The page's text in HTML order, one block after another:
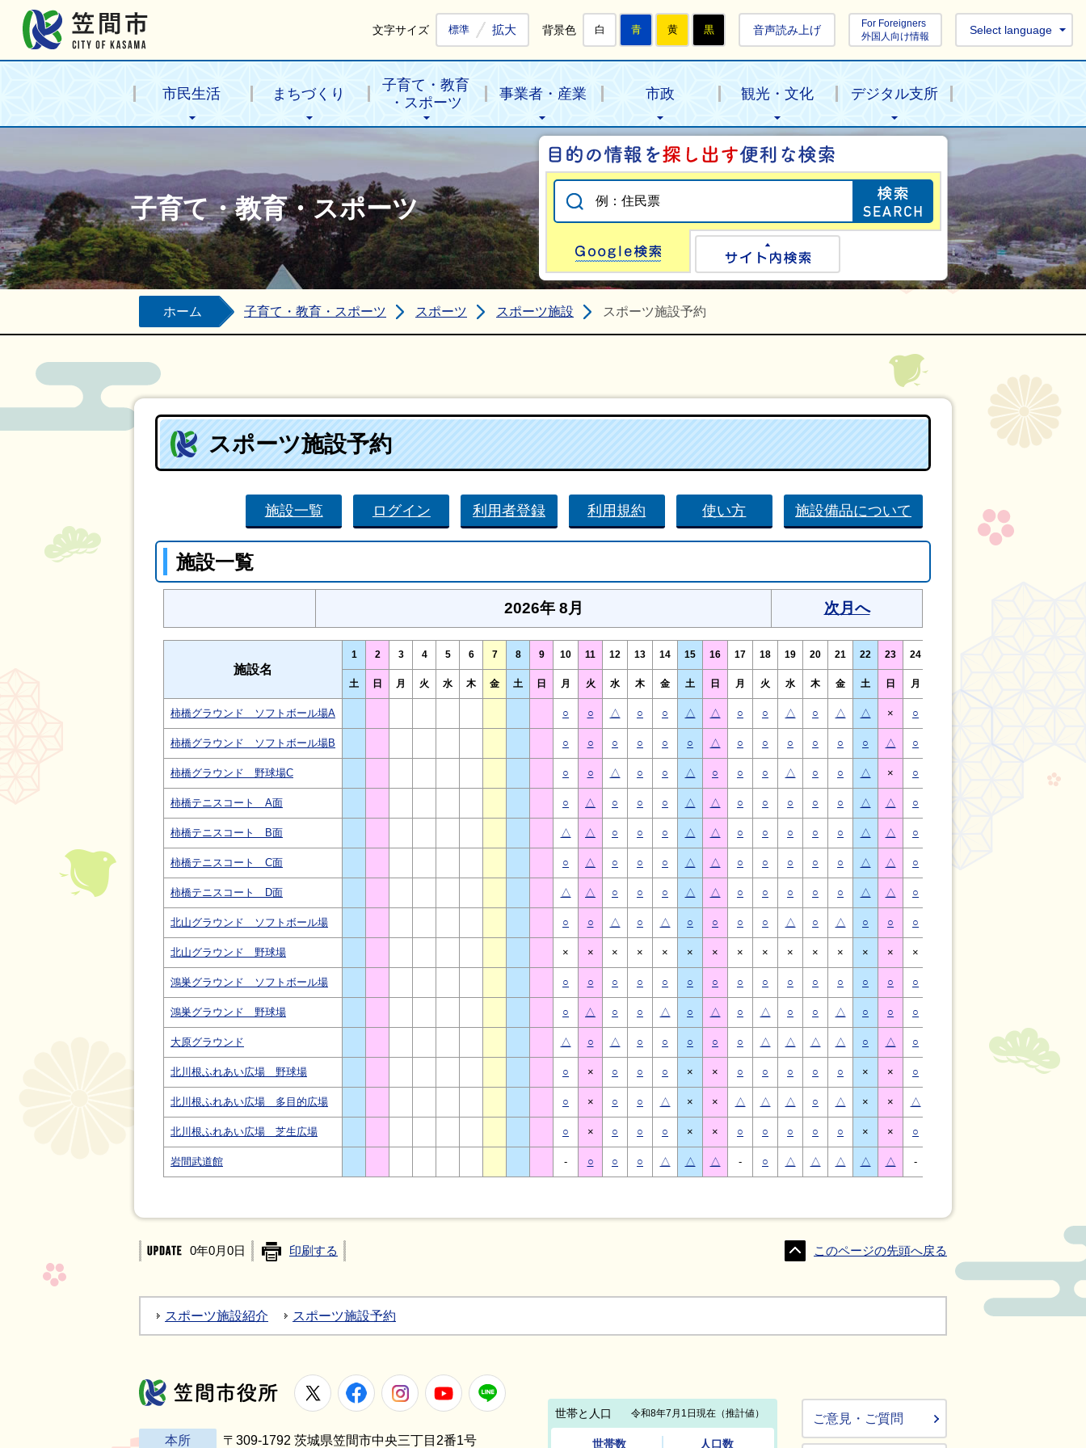
文字サイズ 標準 拡大 背景色 白 青 黄 黒 音声読み上げ
For Foreigners
外国人向け情報
Select language
市民生活 まちづくり
子育て・教育
・スポーツ
事業者・産業 市政 観光・文化 デジタル支所
子育て・教育・スポーツ
目的の情報を探
Google検索
ホーム 子育て・教育・スポーツ スポーツ スポーツ施設 スポーツ施設予約
スポーツ施設予約
施設一覧 ログイン 利用者登録 利用規約 使い方 施設備品について
施設一覧
2026年 8月 次月へ
施設名
1 2 3 4 5 6 7 8 9 10 11 12 13 14 15 16 17 18 19 20 21 22 23 24
土 日 月 火 水 木 金 土 日 月 火 水 木 金 土 日 月 火 水 木 金 土 日 月
柿橋グラウンド ソフトボール場A ○ ○ △ ○ ○ △ △ ○ ○ △ ○ △ △ × ○
柿橋グラウンド ソフトボール場B ○ ○ ○ ○ ○ ○ △ ○ ○ ○ ○ ○ ○ △ ○ ○
柿橋グラウンド 野球場C ○ ○ △ ○ ○ △ ○ ○ ○ △ ○ ○ △ × ○
柿橋テニスコート A面 ○ △ ○ ○ ○ △ △ ○ ○ ○ ○ ○ △ △ ○
柿橋テニスコート B面 △ △ ○ ○ ○ △ △ ○ ○ ○ ○ ○ △ △ ○
柿橋テニスコート C面 ○ △ ○ ○ ○ △ △ ○ ○ ○ ○ ○ △ △ ○
柿橋テニスコート D面 △ △ ○ ○ ○ △ △ ○ ○ ○ ○ ○ △ △ ○
北山グラウンド ソフトボール場 ○ ○ △ ○ △ ○ ○ ○ ○ △ ○ △ ○ ○ ○
北山グラウンド 野球場 × × × × × × × × × × × × × × ×
鴻巣グラウンド ソフトボール場 ○ ○ ○ ○ ○ ○ ○ ○ ○ ○ ○ ○ ○ ○ ○
鴻巣グラウンド 野球場 ○ △ ○ ○ △ ○ △ ○ △ ○ ○ △ ○ ○ ○
大原グラウンド △ ○ △ ○ ○ ○ ○ ○ △ △ △ △ ○ △ ○ △ △ ○
北川根ふれあい広場 野球場 ○ × ○ ○ ○ × × ○ ○ ○ ○ ○ × × ○ ×
北川根ふれあい広場 多目的広場 ○ × ○ ○ △ × × △ △ △ ○ △ × × △
北川根ふれあい広場 芝生広場 ○ × ○ ○ ○ × × ○ ○ ○ ○ ○ × × ○
岩間武道館 - ○ ○ ○ △ △ △ - ○ △ △ △ △ △ -
0年0月0日 印刷する このページの先頭へ戻る
スポーツ施設紹介 スポーツ施設予約
笠間市役所
X FacebookInstagramYoutube
本所 〒309-1792 茨城県笠間市中央三丁目2番1号
ご意見・ご質問